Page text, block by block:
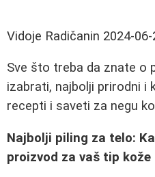
Vidoje Radičanin 2024-
Sve što treba da znate o
izabrati, najbolji prirodni i
recepti i saveti za negu
Najbolji piling za telo:
proizvod za vaš tip kože